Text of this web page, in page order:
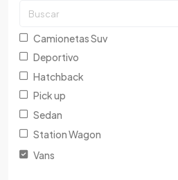
Bentley
Buick
Changfeng
Camionetas Suv
Deportivo
Hatchback
Pick up
Sedan
Station Wagon
Vans